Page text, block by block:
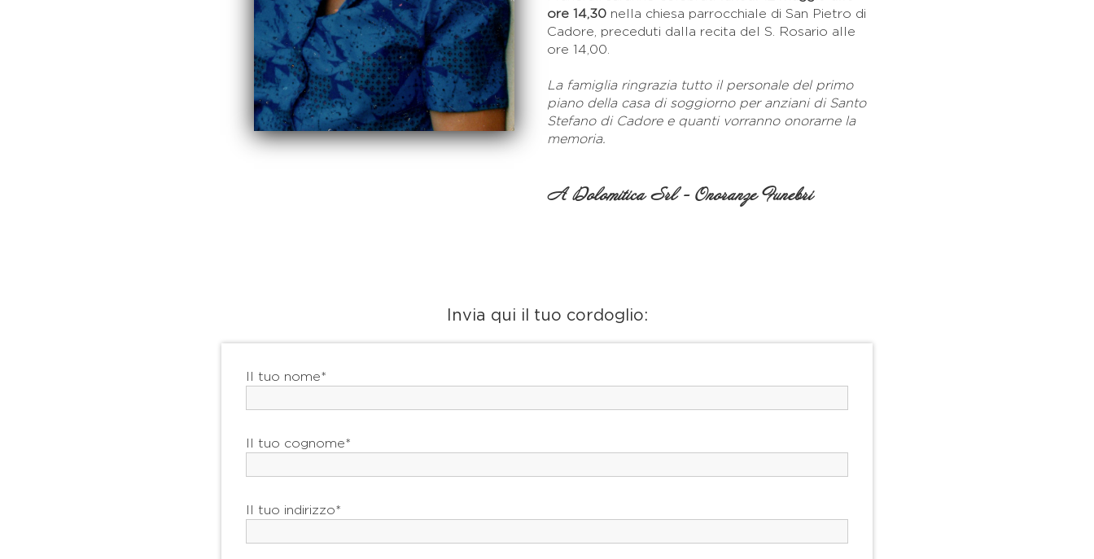
ore 14,30 nella chiesa parrocchiale di San Pietro di
Cadore, preceduti dalla recita del S. Rosario alle
ore 14,00.
La famiglia ringrazia tutto il personale del primo
piano della casa di soggiorno per anziani di Santo
Stefano di Cadore e quanti vorranno onorarne la
memoria.
A Dolomitica Srl - Onoranze Funebri
Invia qui il tuo cordoglio:
Il tuo nome*
Il tuo cognome*
Il tuo indirizzo*